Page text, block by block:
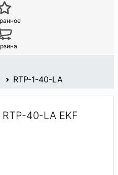
RTP-1-40-LA
40-LA EKF